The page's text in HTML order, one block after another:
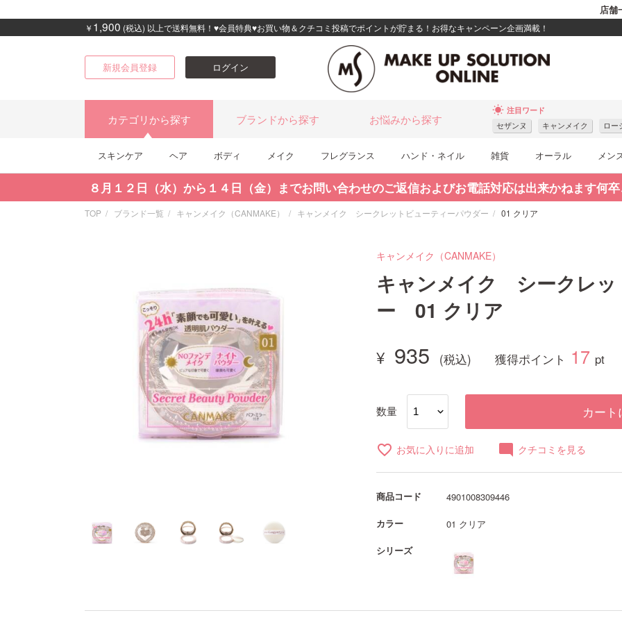
店舗
￥ 1,900 (税込) 以上で送料無料！♥会員特典♥お買い物＆クチコミ投稿でポイントが貯まる！お得なキャンペーン企画満載！
新規会員登録 ログイン
カテゴリから探す ブランドから探す お悩みから探す
wb_sunny 注目ワード
セザンヌ キャンメイク ロー
スキンケア ヘア ボディ メイク フレグランス ハンド・ネイル 雑貨 オーラル メン
８月１２日（水）から１４日（金）までお問い合わせのご返信およびお電話対応は出来かねます何
TOP ブランド一覧 キャンメイク（CANMAKE） キャンメイク シークレットビューティーパウダー 01 クリア
キャンメイク（CANMAKE）
キャンメイク シークレッ
ー 01 クリア
935 獲得ポイント 17 pt
数量 カー
favorite_border お気に入りに追加 mode_comment クチコミを見る
商品コード
4901008309446
カラー
01 クリア
シリーズ